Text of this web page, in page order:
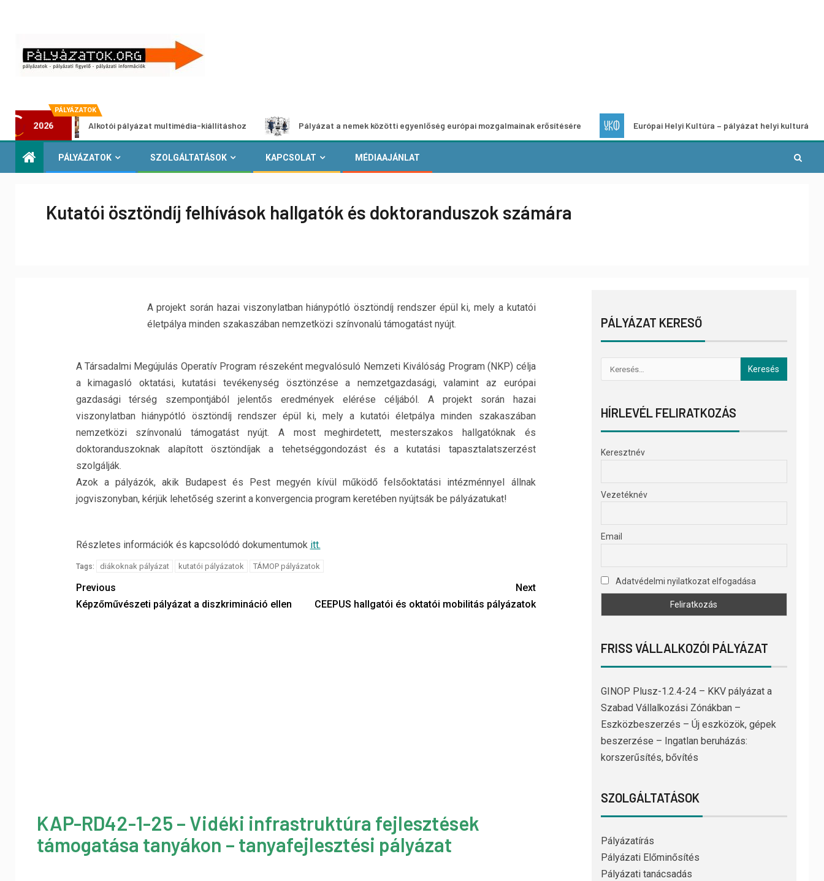
PÁLYÁZATOK
2026Alkotói pályázat multimédia-kiállításhoz Pályázat a nemek közötti egyenlőség európai mozgalmainak erősítésére Európai Helyi Kultúra – pályázat helyi kulturális projektek
PÁLYÁZATOK SZOLGÁLTATÁSOK KAPCSOLAT MÉDIAAJÁNLAT
Kutatói ösztöndíj felhívások hallgatók és doktoranduszok számára
A projekt során hazai viszonylatban hiánypótló ösztöndíj rendszer épül ki, mely a kutatói
életpálya minden szakaszában nemzetközi színvonalú támogatást nyújt.
A Társadalmi Megújulás Operatív Program részeként megvalósuló Nemzeti Kiválóság Program (NKP) célja
a kimagasló oktatási, kutatási tevékenység ösztönzése a nemzetgazdasági, valamint az európai
gazdasági térség szempontjából jelentős eredmények elérése céljából. A projekt során hazai
viszonylatban hiánypótló ösztöndíj rendszer épül ki, mely a kutatói életpálya minden szakaszában
nemzetközi színvonalú támogatást nyújt. A most meghirdetett, mesterszakos hallgatóknak és
doktoranduszoknak alapított ösztöndíjak a tehetséggondozást és a kutatási tapasztalatszerzést
szolgálják.
Azok a pályázók, akik Budapest és Pest megyén kívül működő felsőoktatási intézménnyel állnak
jogviszonyban, kérjük lehetőség szerint a konvergencia program keretében nyújtsák be pályázatukat!
Részletes információk és kapcsolódó dokumentumok itt.
Tags: diákoknak pályázat kutatói pályázatok TÁMOP pályázatok
Previous
Képzőművészeti pályázat a diszkrimináció ellen
Next
CEEPUS hallgatói és oktatói mobilitás pályázatok
KAP-RD42-1-25 – Vidéki infrastruktúra fejlesztések
támogatása tanyákon – tanyafejlesztési pályázat
PÁLYÁZAT KERESŐ
HÍRLEVÉL FELIRATKOZÁS
Keresztnév
Vezetéknév
Email
Adatvédelmi nyilatkozat elfogadása
FRISS VÁLLALKOZÓI PÁLYÁZAT
GINOP Plusz-1.2.4-24 – KKV pályázat a
Szabad Vállalkozási Zónákban –
Eszközbeszerzés – Új eszközök, gépek
beszerzése – Ingatlan beruházás:
korszerűsítés, bővítés
SZOLGÁLTATÁSOK
Pályázatírás
Pályázati Előminősítés
Pályázati tanácsadás